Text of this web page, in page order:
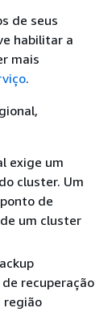
de seus
habilitar a
mais
.
exige um
cluster. Um
de
um cluster
recuperação
região